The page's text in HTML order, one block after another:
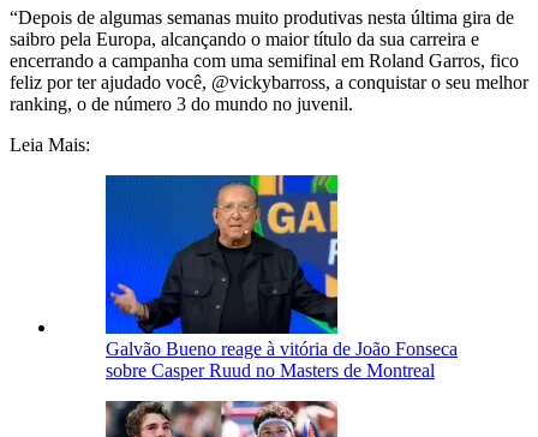
“Depois de algumas semanas muito produtivas nesta última gira de
saibro pela Europa, alcançando o maior título da sua carreira e
encerrando a campanha com uma semifinal em Roland Garros, fico
feliz por ter ajudado você, @vickybarross, a conquistar o seu melhor
ranking, o de número 3 do mundo no juvenil.
Leia Mais:
Galvão Bueno reage à vitória de João Fonseca
sobre Casper Ruud no Masters de Montreal